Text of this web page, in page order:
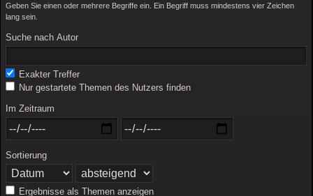
Geben Sie einen oder mehrere Begriffe ein. Ein Begriff muss mindestens vier Zeichen
lang sein.
Suche nach Autor
Exakter Treffer
Nur gestartete Themen des Nutzers finden
Im Zeitraum
Sortierung
Ergebnisse als Themen anzeigen